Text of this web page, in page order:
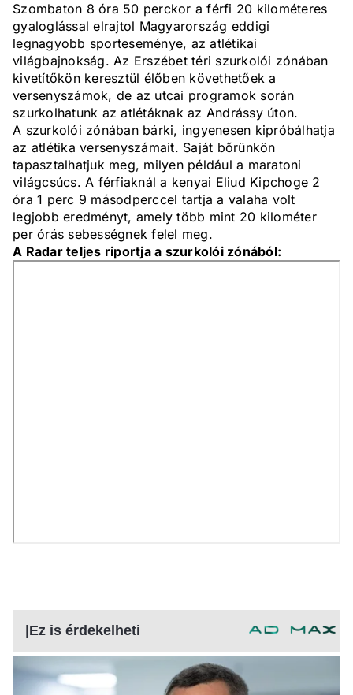
Szombaton 8 óra 50 perckor a férfi 20 kilométeres
gyaloglással elrajtol Magyarország eddigi
legnagyobb sporteseménye, az atlétikai
világbajnokság. Az Erszébet téri szurkolói zónában
kivetítőkön keresztül élőben követhetőek a
versenyszámok, de az utcai programok során
szurkolhatunk az atlétáknak az Andrássy úton.
A szurkolói zónában bárki, ingyenesen kipróbálhatja
az atlétika versenyszámait. Saját bőrünkön
tapasztalhatjuk meg, milyen például a maratoni
világcsúcs. A férfiaknál a kenyai Eliud Kipchoge 2
óra 1 perc 9 másodperccel tartja a valaha volt
legjobb eredményt, amely több mint 20 kilométer
per órás sebességnek felel meg.
A Radar teljes riportja a szurkolói zónából: